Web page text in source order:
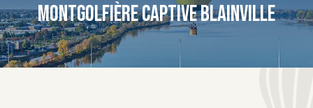
QUI SOMMES-NOUS
FAQ
MONTGOLFIÈRE CAPTIVE BLAINVILLE